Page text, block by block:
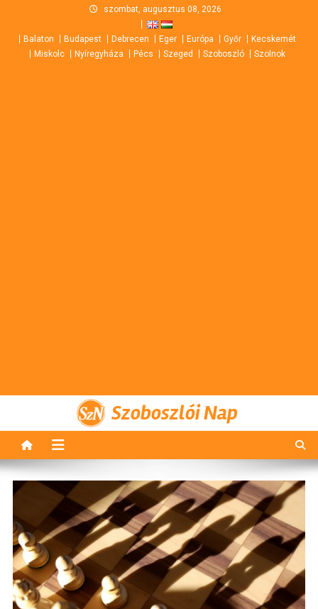
content
szombat, augusztus 08, 2026
Balaton Budapest Debrecen Eger Európa Győr
Kecskemét
Miskolc
Nyíregyháza Pécs Szeged Szoboszló Szolnok
Szoboszlói Nap